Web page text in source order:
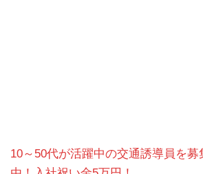
10～50代が活躍中の交通誘導員を